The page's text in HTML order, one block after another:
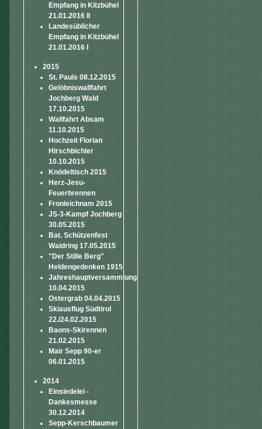
Empfang in Kitzbühel
21.01.2016 II
Landesüblicher
Empfang in Kitzbühel
21.01.2016 I
2015
St. Pauls 08.12.2015
Gelöbniswallfahrt
Jochberg Wald
17.10.2015
Wallfahrt Absam
11.10.2015
Hochzeit Florian
Hirschbichler
10.10.2015
Knödeltisch 2015
Herz-Jesu-
Feuerbrennen
Fronleichnam 2015
JS-3-Kampf Jochberg
30.05.2015
Bat. Schützenfest
Waidring 17.05.2015
"Der Stille Berg"
Heldengedenken 1915
Jahreshauptversammlung
10.04.2015
Ostergrab 04.04.2015
Skiausflug Südtirol
22./24.02.2015
Baons-Skirennen
21.02.2015
Mair Sepp 90-er
06.01.2015
2014
Einsiedelei -
Dankesmesse
30.12.2014
Sepp-Kerschbaumer